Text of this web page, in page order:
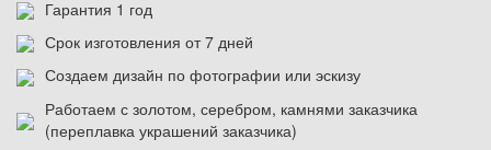
Гарантия 1 год
Срок изготовления от 7 дней
Создаем дизайн по фотографии или эскизу
Работаем с золотом, серебром, камнями заказчика
(переплавка украшений заказчика)